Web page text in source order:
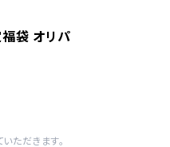
袋 オリパ
ただきます。